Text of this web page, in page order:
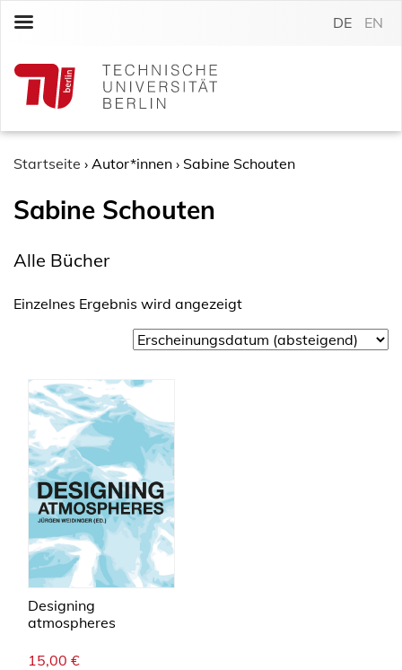
c
DE EN
Startseite › Autor*innen › Sabine Schouten
Sabine Schouten
Alle Bücher
Einzelnes Ergebnis wird angezeigt
Designing
atmospheres
15,00 €